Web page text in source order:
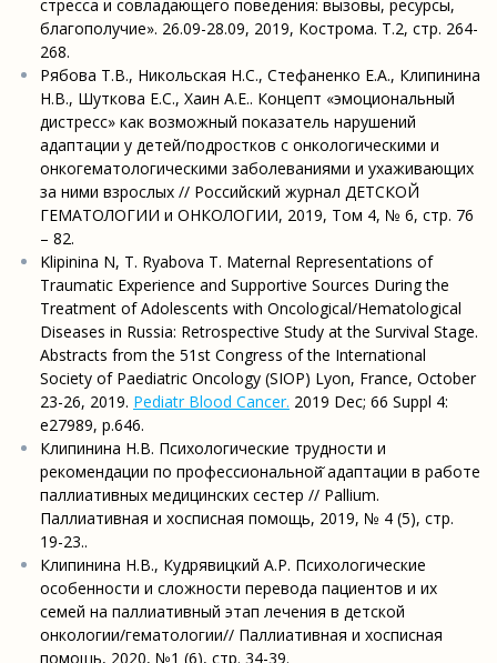
стресса и совладающего поведения: вызовы, ресурсы,
благополучие». 26.09-28.09, 2019, Кострома. Т.2, стр. 264-
268.
Рябова Т.В., Никольская Н.С., Стефаненко Е.А., Клипинина
Н.В., Шуткова Е.С., Хаин А.Е.. Концепт «эмоциональный
дистресс» как возможный показатель нарушений
адаптации у детей/подростков с онкологическими и
онкогематологическими заболеваниями и ухаживающих
за ними взрослых // Российский журнал ДЕТСКОЙ
ГЕМАТОЛОГИИ и ОНКОЛОГИИ, 2019, Том 4, № 6, стр. 76
– 82.
Klipininа N, T. Ryabova T. Maternal Representations of
Traumatic Experience and Supportive Sources During the
Treatment of Adolescents with Oncological/Hematological
Diseases in Russia: Retrospective Study at the Survival Stage.
Abstracts from the 51st Congress of the International
Society of Paediatric Oncology (SIOP) Lyon, France, October
23-26, 2019. Pediatr Blood Cancer. 2019 Dec; 66 Suppl 4:
e27989, p.646.
Клипинина Н.В. Психологические трудности и
рекомендации по профессиональной̆ адаптации в работе
паллиативных медицинских сестер // Pallium.
Паллиативная и хосписная помощь, 2019, № 4 (5), стр.
19-23..
Клипинина Н.В., Кудрявицкий А.Р. Психологические
особенности и сложности перевода пациентов и их
семей на паллиативный этап лечения в детской
онкологии/гематологии// Паллиативная и хосписная
помощь, 2020, №1 (6), стр. 34-39.